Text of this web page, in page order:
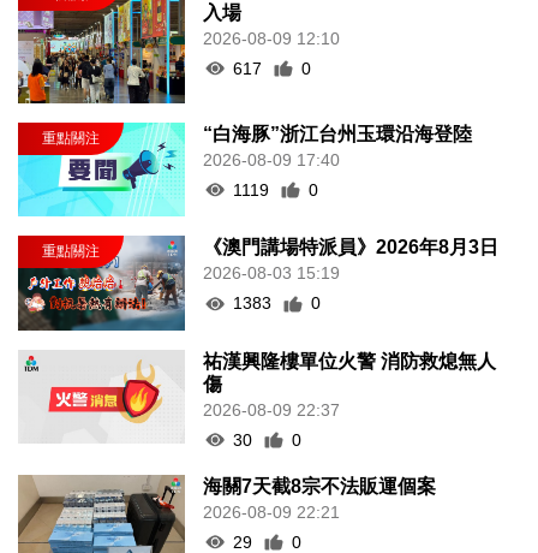
入場
2026-08-09 12:10
617
0
“白海豚”浙江台州玉環沿海登陸
2026-08-09 17:40
1119
0
《澳門講場特派員》2026年8月3日
2026-08-03 15:19
1383
0
祐漢興隆樓單位火警 消防救熄無人
傷
2026-08-09 22:37
30
0
海關7天截8宗不法販運個案
2026-08-09 22:21
29
0